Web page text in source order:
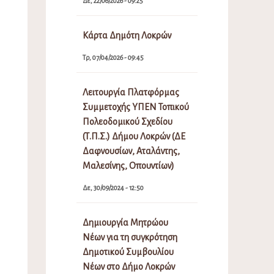
Κάρτα Δημότη Λοκρών
Τρ, 07/04/2026 - 09:45
Λειτουργία Πλατφόρμας
Συμμετοχής ΥΠΕΝ Τοπικού
Πολεοδομικού Σχεδίου
(Τ.Π.Σ.) Δήμου Λοκρών (ΔΕ
Δαφνουσίων, Αταλάντης,
Μαλεσίνης, Οπουντίων)
Δε, 30/09/2024 - 12:50
Δημιουργία Μητρώου
Νέων για τη συγκρότηση
Δημοτικού Συμβουλίου
Νέων στο Δήμο Λοκρών